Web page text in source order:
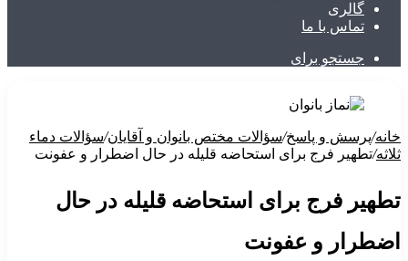
گالری
تماس با ما
جستجو برای
خانه/پرسش و پاسخ/سؤالات مختص بانوان و آقایان/سؤالات دماء
ثلاثه/تطهیر فرج برای استحاضه قلیله در حال اضطرار و عفونت
تطهیر فرج برای استحاضه قلیله در حال
اضطرار و عفونت